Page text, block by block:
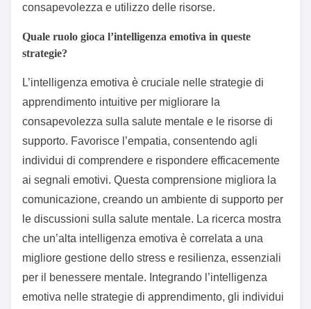
consapevolezza e utilizzo delle risorse.
Quale ruolo gioca l’intelligenza emotiva in queste
strategie?
L’intelligenza emotiva è cruciale nelle strategie di
apprendimento intuitive per migliorare la
consapevolezza sulla salute mentale e le risorse di
supporto. Favorisce l’empatia, consentendo agli
individui di comprendere e rispondere efficacemente
ai segnali emotivi. Questa comprensione migliora la
comunicazione, creando un ambiente di supporto per
le discussioni sulla salute mentale. La ricerca mostra
che un’alta intelligenza emotiva è correlata a una
migliore gestione dello stress e resilienza, essenziali
per il benessere mentale. Integrando l’intelligenza
emotiva nelle strategie di apprendimento, gli individui